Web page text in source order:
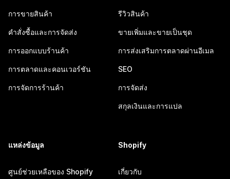
การขายสินค้า
คำสั่งซื้อและการจัดส่ง
การออกแบบร้านค้า
การตลาดและคอนเวอร์ชัน
การจัดการร้านค้า
รีวิวสินค้า
ขายเพิ่มและขายเป็นชุด
การส่งเสริมการตลาดผ่านอีเมล
SEO
การจัดส่ง
สกุลเงินและการแปล
แหล่งข้อมูล
ศูนย์ช่วยเหลือของ Shopify
Shopify
เกี่ยวกับ